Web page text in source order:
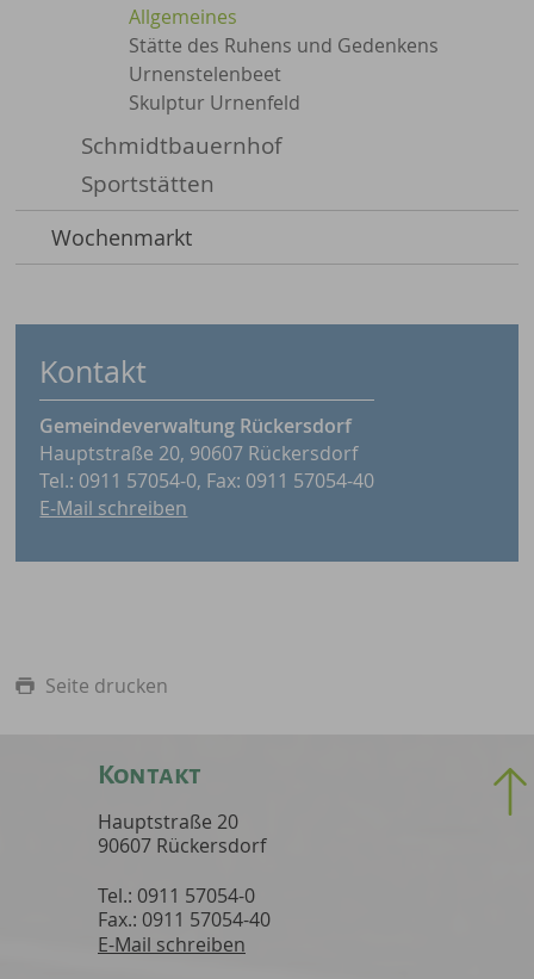
Allgemeines
Stätte des Ruhens und Gedenkens
Urnenstelenbeet
Skulptur Urnenfeld
Schmidtbauernhof
Sportstätten
Wochenmarkt
Kontakt
Gemeindeverwaltung Rückersdorf
Hauptstraße 20, 90607 Rückersdorf
Tel.: 0911 57054-0, Fax: 0911 57054-40
E-Mail schreiben
Seite drucken
Kontakt
Hauptstraße 20
90607 Rückersdorf
Tel.: 0911 57054-0
Fax.: 0911 57054-40
E-Mail schreiben